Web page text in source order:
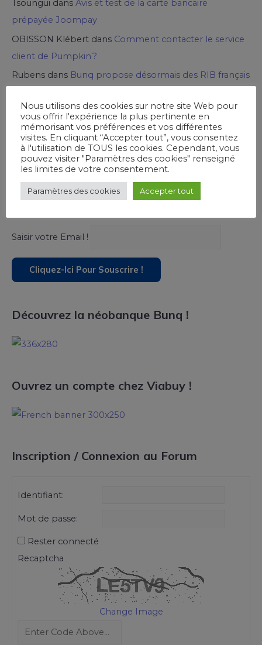
Tsoungui dans Avis et test de la carte bancaire
prépayée Joompay
OBISSON Klébert dans Comment contacter le service
client de Pumpkin ?
Rubens dans Bunq propose désormais des RIB français
Ouvrez un Compte chez Viabuy
Souscrivez à notre newsletter !
Saisir votre Email !
Découvrez la néobanque Bunq !
Ouvrez un compte chez Viabuy !
Inscription / Connexion au Forum
Identifiant:
Mot de passe:
Rester connecté
Recaptcha
Change Image
Nous utilisons des cookies sur notre site Web pour
vous offrir l'expérience la plus pertinente en
mémorisant vos préférences et vos différentes
visites. En cliquant “Accepter tout”, vous consentez
à l'utilisation de TOUS les cookies. Cependant, vous
pouvez visiter "Paramètres des cookies" renseigné
les limites de votre consentement.
Paramètres des cookies Accepter tout